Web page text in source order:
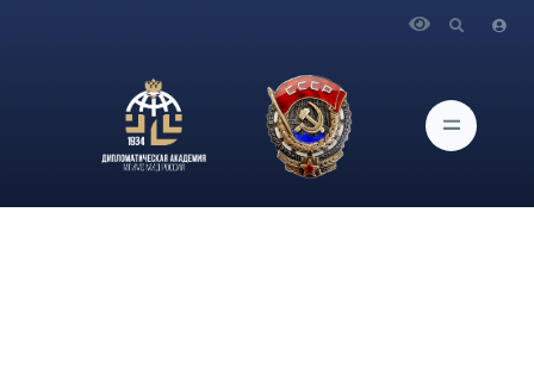
Дипломатической академии МИД России О.Г.Карповича в
круглом столе «Применение новых цифровых технологий в
науке и образовании»